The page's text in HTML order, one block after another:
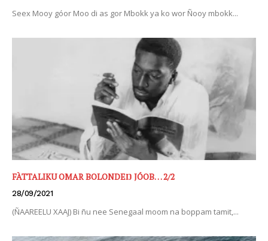
Seex Mooy góor Moo di as gor Mbokk ya ko wor Ñooy mbokk...
FÀTTALIKU OMAR BOLONDEŊ JÓOB… 2/2
28/09/2021
(ÑAAREELU XAAJ) Bi ñu nee Senegaal moom na boppam tamit,...